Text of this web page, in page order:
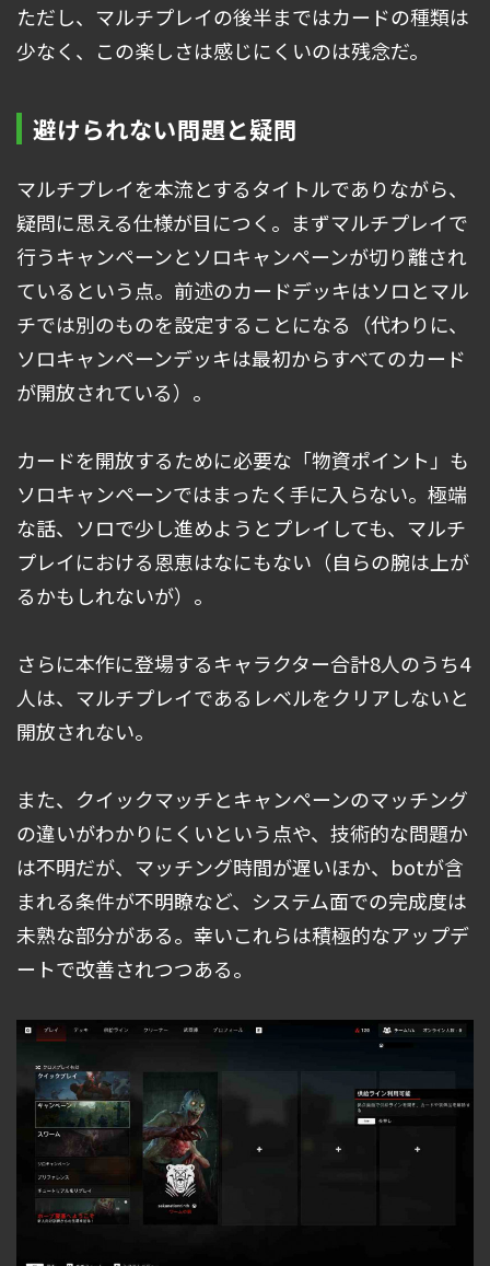
ただし、マルチプレイの後半まではカードの種類は
少なく、この楽しさは感じにくいのは残念だ。
避けられない問題と疑問
マルチプレイを本流とするタイトルでありながら、
疑問に思える仕様が目につく。まずマルチプレイで
行うキャンペーンとソロキャンペーンが切り離され
ているという点。前述のカードデッキはソロとマル
チでは別のものを設定することになる（代わりに、
ソロキャンペーンデッキは最初からすべてのカード
が開放されている）。
カードを開放するために必要な「物資ポイント」も
ソロキャンペーンではまったく手に入らない。極端
な話、ソロで少し進めようとプレイしても、マルチ
プレイにおける恩恵はなにもない（自らの腕は上が
るかもしれないが）。
さらに本作に登場するキャラクター合計8人のうち4
人は、マルチプレイであるレベルをクリアしないと
開放されない。
また、クイックマッチとキャンペーンのマッチング
の違いがわかりにくいという点や、技術的な問題か
は不明だが、マッチング時間が遅いほか、botが含
まれる条件が不明瞭など、システム面での完成度は
未熟な部分がある。幸いこれらは積極的なアップデ
ートで改善されつつある。